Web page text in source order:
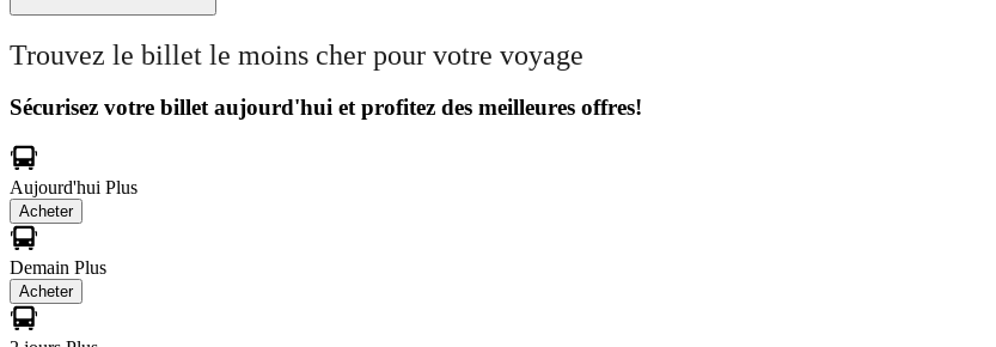
Trouvez le billet le moins cher pour votre voyage
Sécurisez votre billet aujourd'hui et profitez des meilleures offres!
Aujourd'hui Plus
Acheter
Demain Plus
Acheter